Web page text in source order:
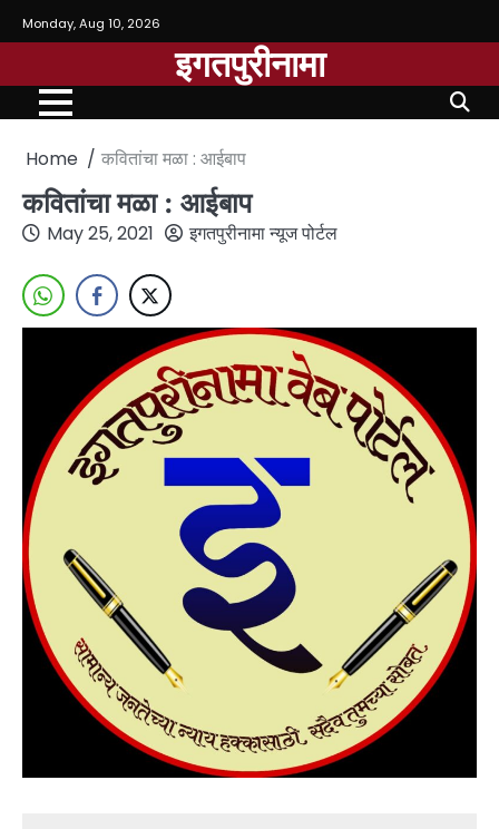
Monday, Aug 10, 2026
इगतपुरीनामा
Home कवितांचा मळा : आईबाप
कवितांचा मळा : आईबाप
May 25, 2021 इगतपुरीनामा न्यूज पोर्टल